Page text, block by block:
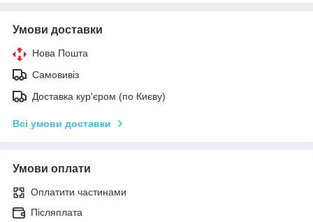
Умови доставки
Нова Пошта
Самовивіз
Доставка кур'єром (по Києву)
Всі умови доставки
Умови оплати
Оплатити частинами
Післяплата